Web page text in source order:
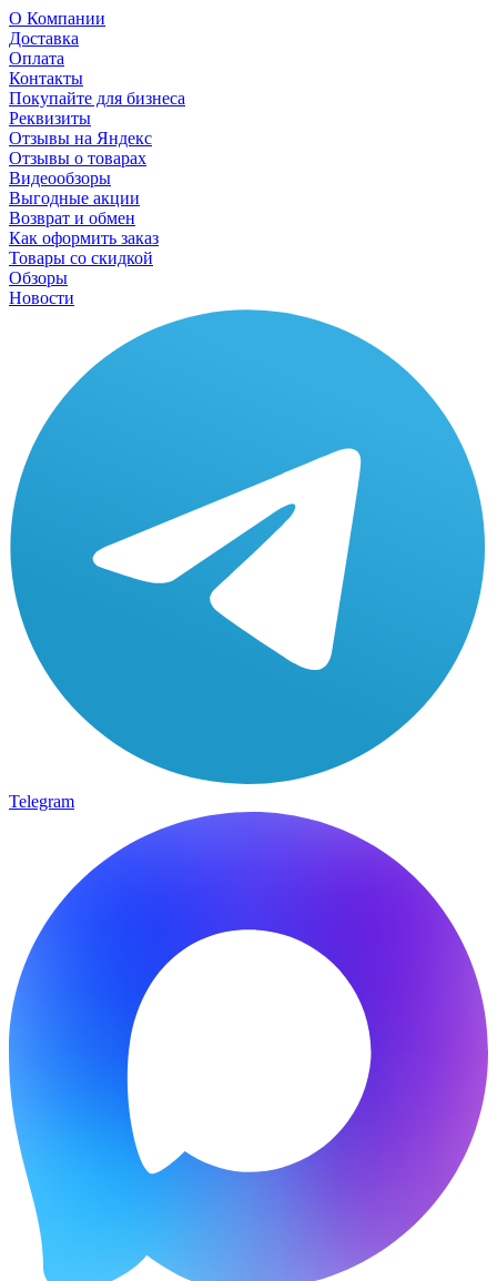
О Компании
Доставка
Оплата
Контакты
Покупайте для бизнеса
Реквизиты
Отзывы на Яндекс
Отзывы о товарах
Видеообзоры
Выгодные акции
Возврат и обмен
Как оформить заказ
Товары со скидкой
Обзоры
Новости
Telegram